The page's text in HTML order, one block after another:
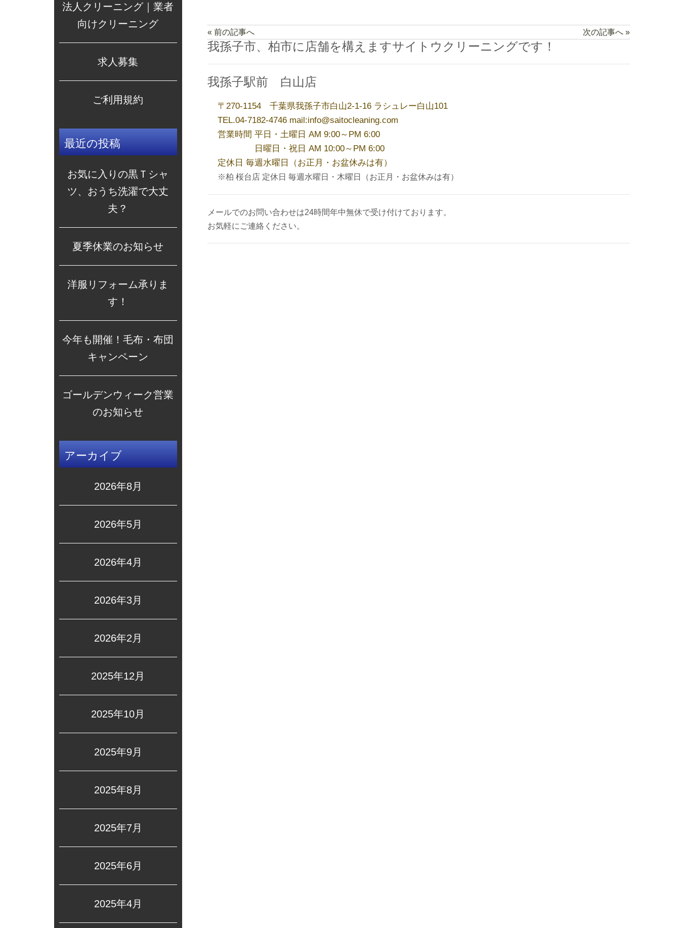
法人クリーニング｜業者
向けクリーニング
求人募集
ご利用規約
最近の投稿
お気に入りの黒Ｔシャ
ツ、おうち洗濯で大丈
夫？
夏季休業のお知らせ
洋服リフォーム承りま
す！
今年も開催！毛布・布団
キャンペーン
ゴールデンウィーク営業
のお知らせ
アーカイブ
2026年8月
2026年5月
2026年4月
2026年3月
2026年2月
2025年12月
2025年10月
2025年9月
2025年8月
2025年7月
2025年6月
2025年4月
« 前の記事へ 次の記事へ »
我孫子市、柏市に店舗を構えますサイトウクリーニングです！
我孫子駅前 白山店
〒270-1154 千葉県我孫子市白山2-1-16 ラシュレー白山101
TEL.04-7182-4746 mail:info@saitocleaning.com
営業時間 平日・土曜日 AM 9:00～PM 6:00
日曜日・祝日 AM 10:00～PM 6:00
定休日 毎週水曜日（お正月・お盆休みは有）
※柏 桜台店 定休日 毎週水曜日・木曜日（お正月・お盆休みは有）
メールでのお問い合わせは24時間年中無休で受け付けております。
お気軽にご連絡ください。